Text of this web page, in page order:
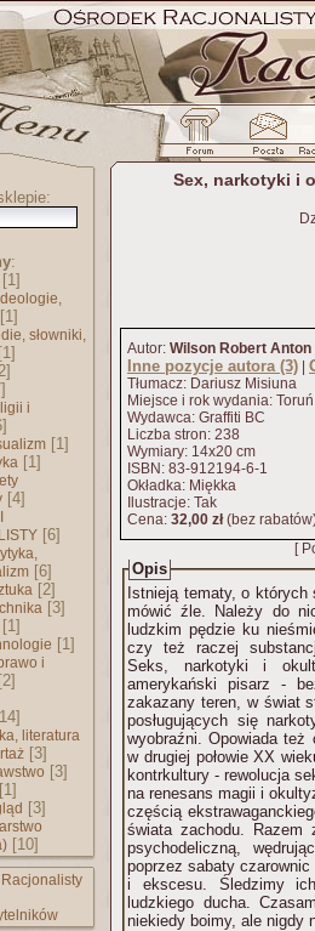
:
[1]
[1]
słowniki,
[1]
i
[1]
[1]
[4]
[6]
[6]
[2]
[3]
[1]
[1]
i
[2]
literatura
[3]
[3]
[1]
[3]
[10]
Sex, narkotyki i
Autor: Wilson Robert Anton
Inne pozycje autora (3)
Tłumacz: Dariusz Misiuna
Miejsce i rok wydania:
Wydawca: Graffiti BC
Liczba stron: 238
Wymiary: 14x20 cm
ISBN: 83-912194-6-1
Okładka: Miękka
Ilustracje: Tak
Cena: 32,00 zł(bez
[
Opis
Istnieją tematy, o
mówić źle. Należy do
ludzkim pędzie ku
czy też raczej
Seks, narkotyki i
amerykański pisarz -
zakazany teren, w świat
posługujących się
wyobraźni. Opowiada
w drugiej połowie XX
kontrkultury - rewolucja
na renesans magii i
częścią
świata zachodu. Razem
psychodeliczną,
poprzez sabaty
i ekscesu. Śledzimy
ludzkiego ducha.
niekiedy boimy, ale nigdy